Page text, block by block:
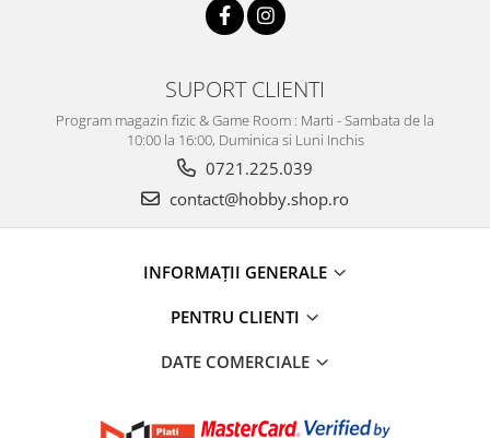
SUPORT CLIENTI
Program magazin fizic & Game Room : Marti - Sambata de la
10:00 la 16:00, Duminica si Luni Inchis
0721.225.039
contact@hobby.shop.ro
INFORMAŢII GENERALE
PENTRU CLIENTI
DATE COMERCIALE